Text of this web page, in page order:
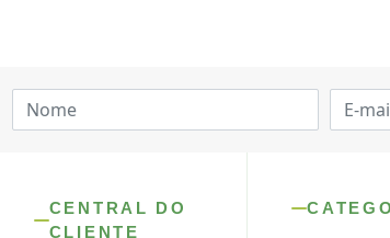
CENTRAL DO
CLIENTE